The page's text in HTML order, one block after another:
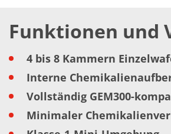
Fluidjet - Metall-Abhebung
SiEtch – KOH-Ätzen
Texturierung
Galvanik
Innovationen
Battery Technology
Fortschrittliches chemisches Ätzen
Proprietäre Software
FlowLogX - Smart Connectivity Platform
Funktionen und
4 bis 8 Kammern
Interne
Vollständig GEM300-
Minimaler